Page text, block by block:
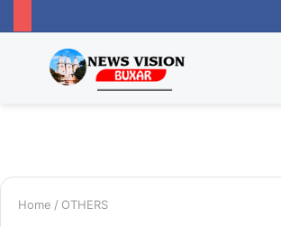
Menu
Home / OTHERS